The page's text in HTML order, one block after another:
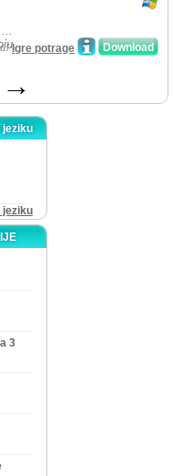
Download
/Igre potrage
→
jeziku
jeziku
3